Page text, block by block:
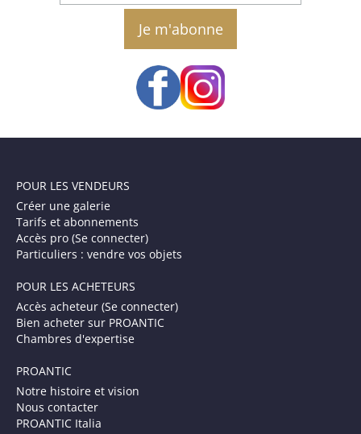
email
POUR LES VENDEURS
Créer une galerie
Tarifs et abonnements
Accès pro (Se connecter)
Particuliers : vendre vos objets
POUR LES ACHETEURS
Accès acheteur (Se connecter)
Bien acheter sur PROANTIC
Chambres d'expertise
PROANTIC
Notre histoire et vision
Nous contacter
PROANTIC Italia